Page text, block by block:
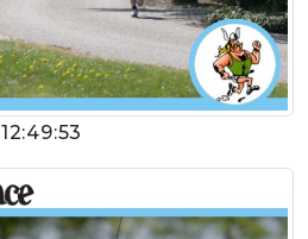
12:49:53